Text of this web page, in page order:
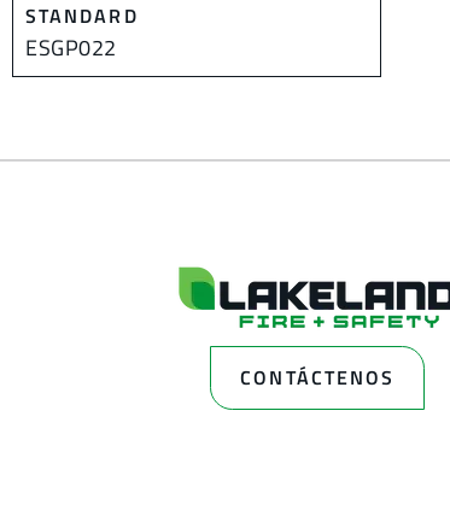
STANDARD
ESGP022
CONTÁCTENOS